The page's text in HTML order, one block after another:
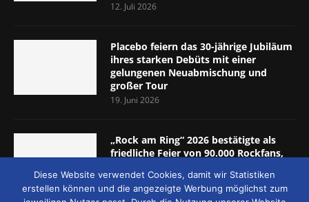
12. Juli 2026
Placebo feiern das 30-jährige Jubiläum
ihres starken Debüts mit einer
gelungenen Neuabmischung und
großer Tour
19. Juni 2026
„Rock am Ring“ 2026 bestätigte als
friedliche Feier von 90.000 Rockfans,
5.-7. Juni 2026)
8. Juni 2026
Diese Website verwendet Cookies, damit wir Statistiken
erstellen können und die angezeigte Werbung möglichst zum